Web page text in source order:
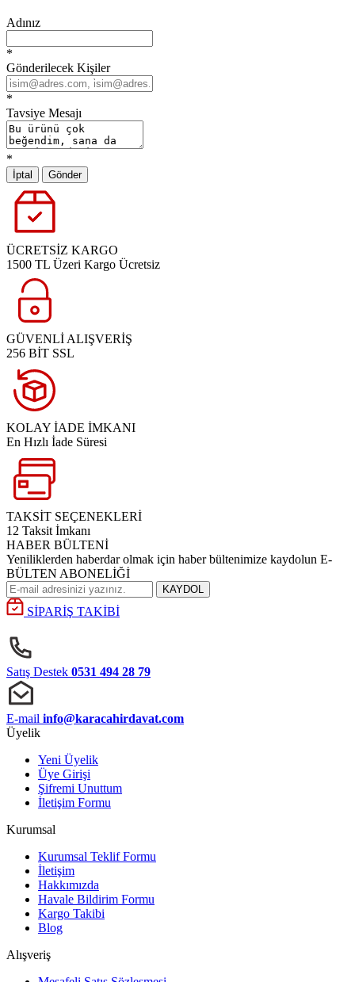
Adınız
*
Gönderilecek Kişiler
*
Tavsiye Mesajı
*
İptal Gönder
ÜCRETSİZ KARGO
1500 TL Üzeri Kargo Ücretsiz
GÜVENLİ ALIŞVERİŞ
256 BİT SSL
KOLAY İADE İMKANI
En Hızlı İade Süresi
TAKSİT SEÇENEKLERİ
12 Taksit İmkanı
HABER BÜLTENİ
Yeniliklerden haberdar olmak için haber bültenimize kaydolun E-
BÜLTEN ABONELİĞİ
KAYDOL
SİPARİŞ TAKİBİ
Satış Destek 0531 494 28 79
E-mail info@karacahirdavat.com
Üyelik
Yeni Üyelik
Üye Girişi
Şifremi Unuttum
İletişim Formu
Kurumsal
Kurumsal Teklif Formu
İletişim
Hakkımızda
Havale Bildirim Formu
Kargo Takibi
Blog
Alışveriş